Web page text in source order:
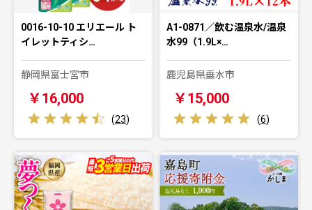
0016-10-10 エリエール ト
イレットティシ…
静岡県富士宮市
￥16,000
(23)
A1-0871／飲む温泉水/温泉
水99（1.9L×…
鹿児島県垂水市
￥15,000
(6)